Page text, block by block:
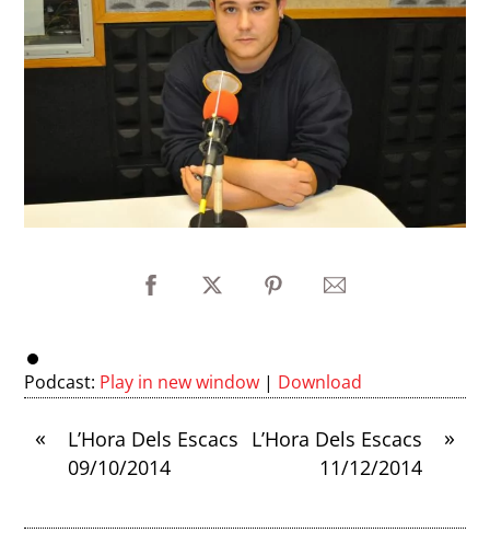
Podcast: Play in new window | Download
«
L’Hora Dels Escacs
09/10/2014
»
L’Hora Dels Escacs
11/12/2014